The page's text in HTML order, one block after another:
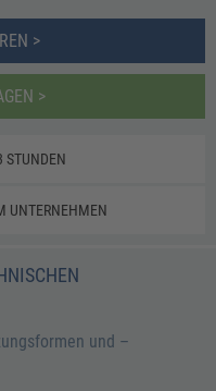
>
>
STUNDEN
UNTERNEHMEN
und –